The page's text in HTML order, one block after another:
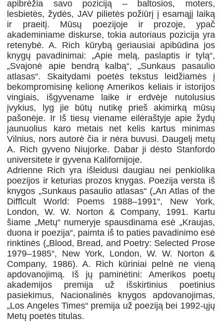
apibrėžia savo poziciją – baltosios, moters,
lesbietės, žydės, JAV pilietės požiūrį į esamąjį laiką
ir praeitį. Mūsų poezijoje ir prozoje, ypač
akademiniame diskurse, tokia autoriaus pozicija yra
retenybė. A. Rich kūrybą geriausiai apibūdina jos
knygų pavadinimai: „Apie melą, paslaptis ir tylą“,
„Svajonė apie bendrą kalbą“, „Sunkaus pasaulio
atlasas“. Skaitydami poetės tekstus leidžiamės į
bekompromisinę kelionę Amerikos keliais ir istorijos
vin­giais, išgyvename laike ir erdvėje nutolusius
įvykius, lyg jie būtų nutikę prieš akimirką mūsų
pašonėje. Ir Iš tiesų viename eilėraštyje apie žydų
jaunuolius karo metais net kelis kartus minimas
Vilnius, nors autorė čia ir nėra buvusi. Daugelį metų
A. Rich gyveno Niujorke. Dabar ji dėsto Stanfordo
universitete ir gyvena Kalifornijoje.
Adrienne Rich yra išleidusi daugiau nei penkiolika
poezijos ir keturias prozos knygas. Poezija versta iš
knygos „Sunkaus pasaulio atlasas“ („An Atlas of the
Difflcult World: Poems 1988–1991“, New York,
London, W. W. Norton & Company, 1991. Kartu
šiame „Metų“ numeryje spausdinama esė „Kraujas,
duona ir poezija“, paimta iš to paties pavadinimo esė
rinktinės („Blood, Bread, and Poetry: Selected Prose
1979–1985“, New York, London, W. W. Norton &
Company, 1986). A. Rich kūriniai pelnė ne vieną
apdovanojimą. Iš jų paminėtini: Amerikos poetų
akademijos premija už išskirtinius poetinius
pasiekimus, Nacionalinės knygos apdovanojimas,
„Los Angeles Times“ premija už poeziją bei 1992-ųjų
Metų poetės titulas.